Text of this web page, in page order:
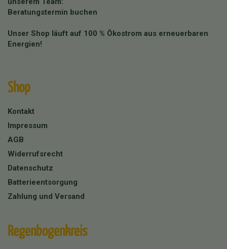
Beratungstermin buchen
Unser Shop läuft auf 100 % Ökostrom aus erneuerbaren
Energien!
Shop
Kontakt
Impressum
AGB
Widerrufsrecht
Datenschutz
Batterieentsorgung
Zahlung und Versand
Regenbogenkreis